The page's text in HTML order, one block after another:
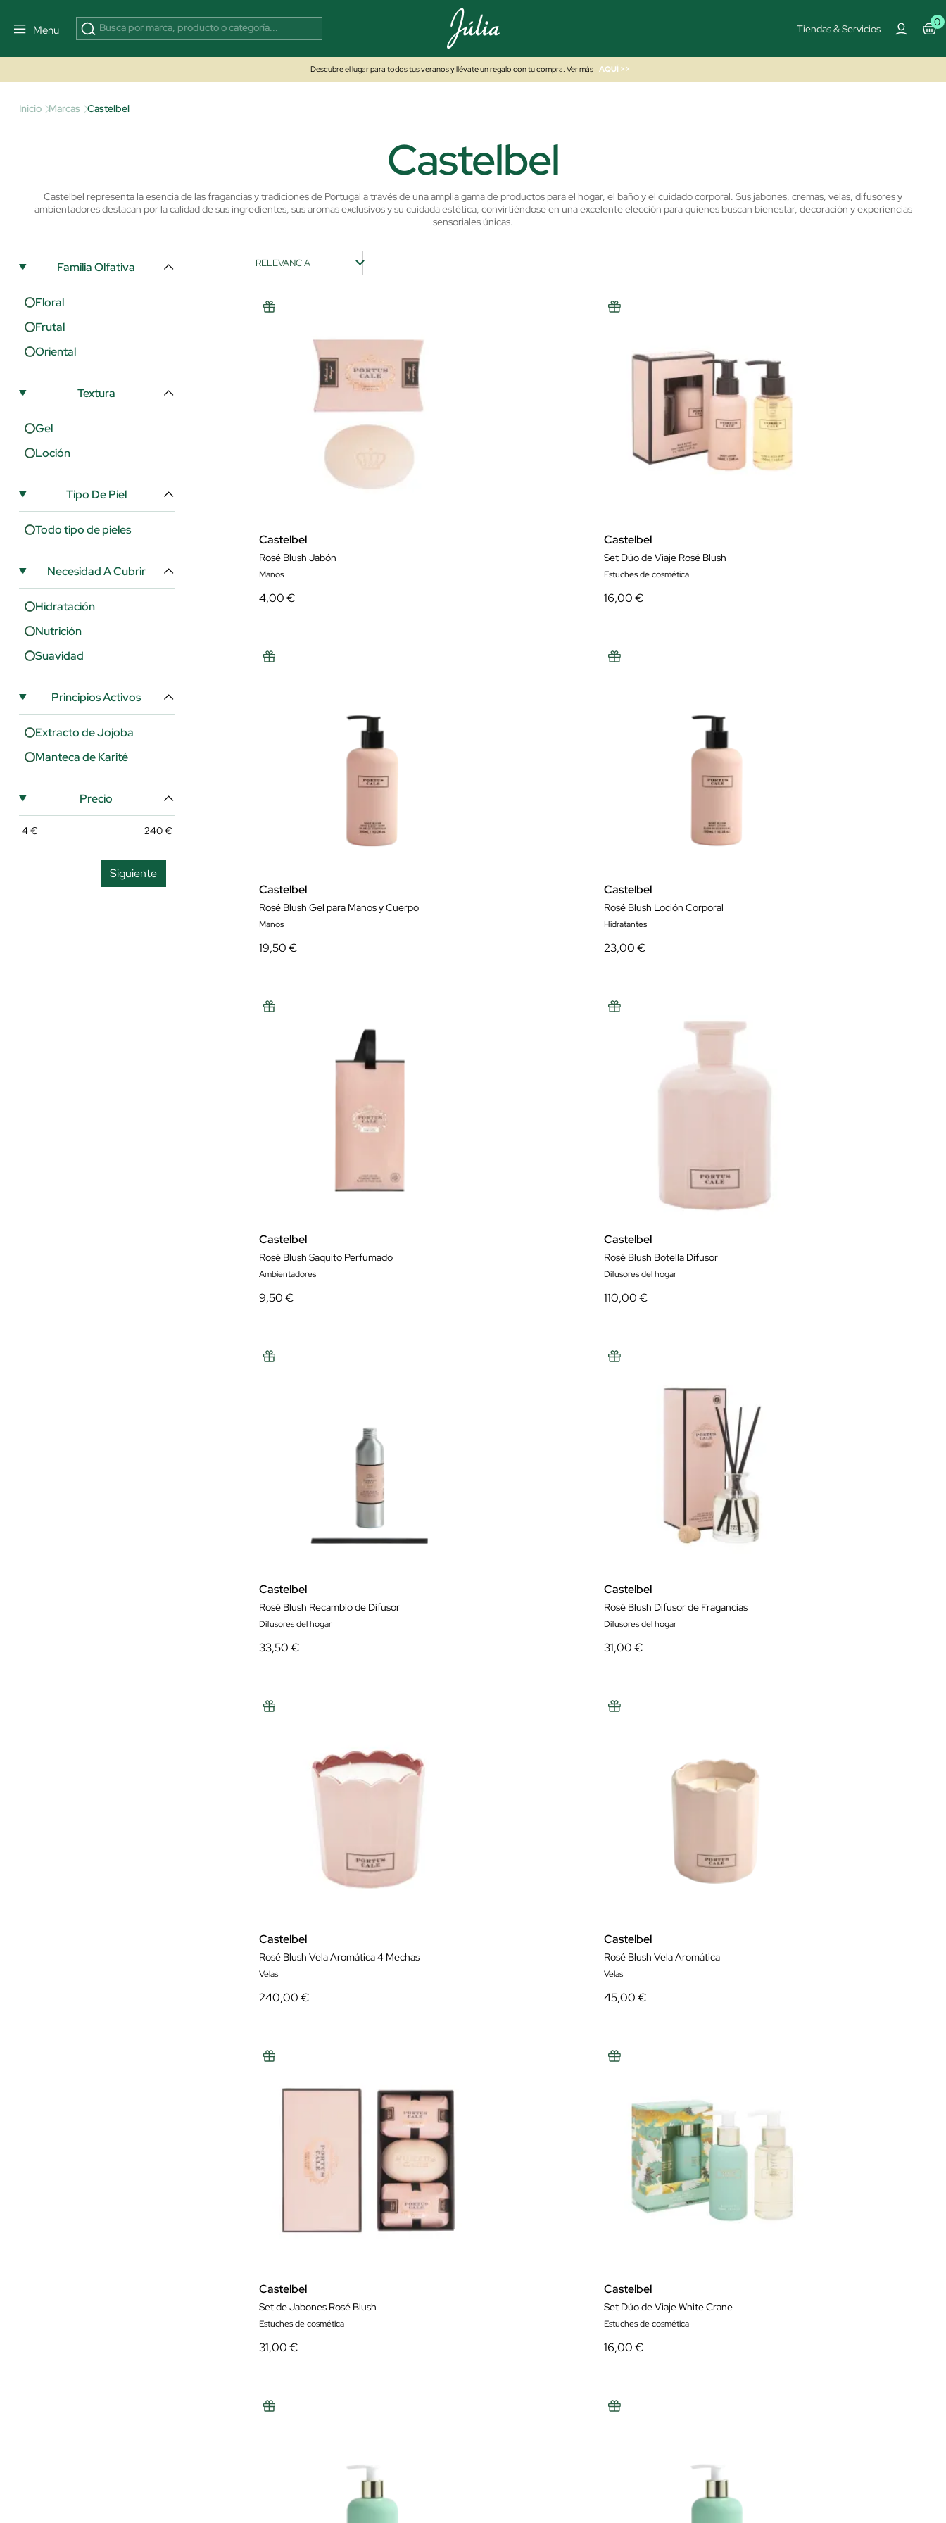
Menu Tiendas & Servicios
0
Descubre el lugar para todos tus veranos y llévate un regalo con tu compra. Ver más AQUÍ >>
Inicio Marcas Castelbel
Castelbel
Castelbel representa la esencia de las fragancias y tradiciones de Portugal a través de una amplia gama de productos para el hogar, el baño y el cuidado corporal. Sus jabones, cremas, velas, difusores y
ambientadores destacan por la calidad de sus ingredientes, sus aromas exclusivos y su cuidada estética, convirtiéndose en una excelente elección para quienes buscan bienestar, decoración y experiencias
sensoriales únicas.
Familia Olfativa
Floral
Frutal
Oriental
Textura
Gel
Loción
Tipo De Piel
Todo tipo de pieles
Necesidad A Cubrir
Hidratación
Nutrición
Suavidad
Principios Activos
Extracto de Jojoba
Manteca de Karité
Precio
4 € 240€
Siguiente
Castelbel
Rosé Blush Jabón
Manos
4,00 €
Castelbel
Set Dúo de Viaje Rosé Blush
Estuches de cosmética
16,00 €
Castelbel
Rosé Blush Gel para Manos y Cuerpo
Manos
19,50 €
Castelbel
Rosé Blush Loción Corporal
Hidratantes
23,00 €
Castelbel
Rosé Blush Saquito Perfumado
Ambientadores
9,50 €
Castelbel
Rosé Blush Botella Difusor
Difusores del hogar
110,00 €
Castelbel
Rosé Blush Recambio de Difusor
Difusores del hogar
33,50 €
Castelbel
Rosé Blush Difusor de Fragancias
Difusores del hogar
31,00 €
Castelbel
Rosé Blush Vela Aromática 4 Mechas
Velas
240,00 €
Castelbel
Rosé Blush Vela Aromática
Velas
45,00 €
Castelbel
Set de Jabones Rosé Blush
Estuches de cosmética
31,00 €
Castelbel
Set Dúo de Viaje White Crane
Estuches de cosmética
16,00 €